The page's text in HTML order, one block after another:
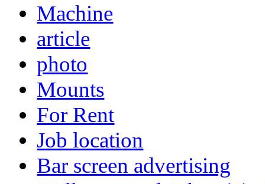
Machine
article
photo
Mounts
For Rent
Job location
Bar screen advertising